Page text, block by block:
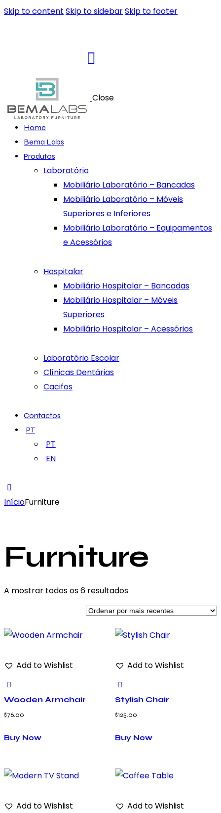
Skip to content Skip to sidebarSkip to footer
Close
Home
Bema Labs
Produtos
Laboratório
Mobiliário Laboratório – Bancadas
Mobiliário Laboratório – Móveis
Superiores e Inferiores
Mobiliário Laboratório – Equipamentos
e Acessórios
Hospitalar
Mobiliário Hospitalar – Bancadas
Mobiliário Hospitalar – Móveis
Superiores
Mobiliário Hospitalar – Acessórios
Laboratório Escolar
Clínicas Dentárias
Cacifos
Contactos
PT
PT
EN
InícioFurniture
Furniture
A mostrar todos os 6 resultadosOrdenado
por
mais
recentes
Add to Wishlist
Wooden Armchair
$76.00
Buy Now
Add to Wishlist
Stylish Chair
$125.00
Buy Now
Add to Wishlist Add to Wishlist